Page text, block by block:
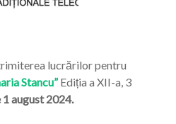
lucrărilor pentru
Stancu” Ediția a XII-a, 3
1 august 2024.